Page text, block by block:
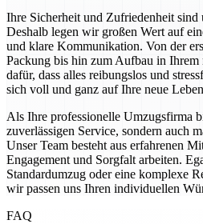
Ihre Sicherheit und Zufriedenheit sind
Deshalb legen wir großen Wert auf
und klare Kommunikation. Von der
Packung bis hin zum Aufbau in Ihrem
dafür, dass alles reibungslos und
sich voll und ganz auf Ihre neue
Als Ihre professionelle Umzugsfirma
zuverlässigen Service, sondern auch
Unser Team besteht aus erfahrenen
Engagement und Sorgfalt arbeiten.
Standardumzug oder eine komplexe
wir passen uns Ihren individuellen
FAQ